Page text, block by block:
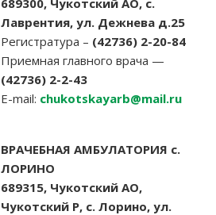
689300, Чукотский АО, с.
Лаврентия, ул. Дежнева д.25
Регистратура – (42736) 2-20-84
Приемная главного врача —
(42736) 2-2-43
E-mail: chukotskayarb@mail.ru
ВРАЧЕБНАЯ АМБУЛАТОРИЯ с.
ЛОРИНО
689315, Чукотский АО,
Чукотский Р, с. Лорино, ул.